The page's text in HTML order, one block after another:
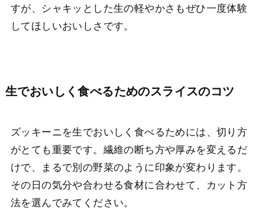
すが、シャキッとした生の軽やかさもぜひ一度体験
してほしいおいしさです。
生でおいしく食べるためのスライスのコツ
ズッキーニを生でおいしく食べるためには、切り方
がとても重要です。繊維の断ち方や厚みを変えるだ
けで、まるで別の野菜のように印象が変わります。
その日の気分や合わせる食材に合わせて、カット方
法を選んでみてください。